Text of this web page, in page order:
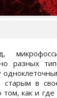
разных
в
как и где